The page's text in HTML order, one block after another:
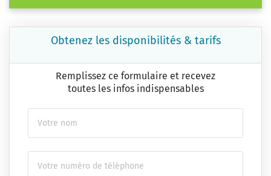
Obtenez les disponibilités & tarifs
Remplissez ce formulaire et recevez
toutes les infos indispensables